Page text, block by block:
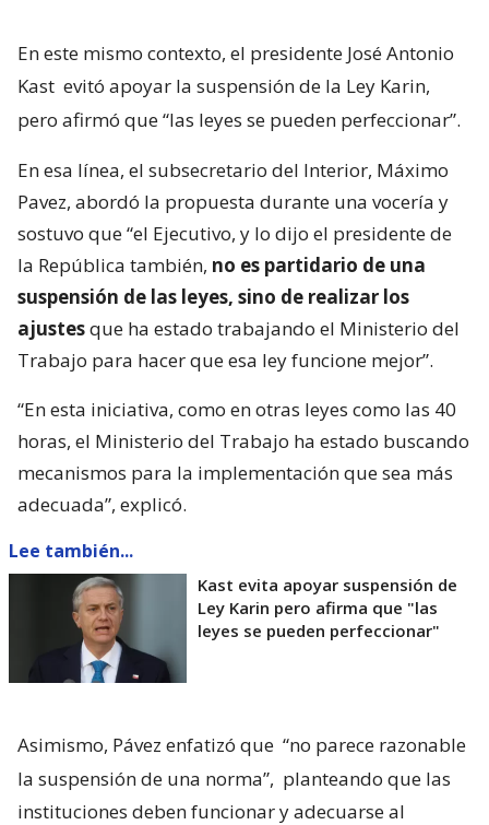
En este mismo contexto, el presidente José Antonio
Kast evitó apoyar la suspensión de la Ley Karin,
pero afirmó que “las leyes se pueden perfeccionar”.
En esa línea, el subsecretario del Interior, Máximo
Pavez, abordó la propuesta durante una vocería y
sostuvo que “el Ejecutivo, y lo dijo el presidente de
la República también, no es partidario de una
suspensión de las leyes, sino de realizar los
ajustesque ha estado trabajando el Ministerio del
Trabajo para hacer que esa ley funcione mejor”.
“En esta iniciativa, como en otras leyes como las 40
horas, el Ministerio del Trabajo ha estado buscando
mecanismos para la implementación que sea más
adecuada”, explicó.
Lee también...
Kast evita apoyar suspensión de
Ley Karin pero afirma que "las
leyes se pueden perfeccionar"
Asimismo, Pávez enfatizó que “no parece razonable
la suspensión de una norma”, planteando que las
instituciones deben funcionar y adecuarse al